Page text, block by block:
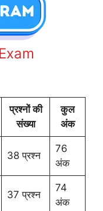
प्रश्नों की
संख्या
कुल
अंक
38 प्रश्न
76
अंक
37 प्रश्न
74
अंक